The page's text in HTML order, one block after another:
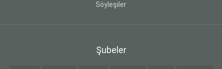
Söyleşiler
Şubeler